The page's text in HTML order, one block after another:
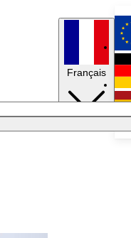
Français